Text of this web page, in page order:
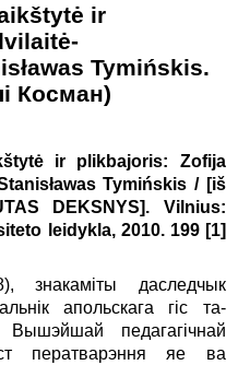
ir
Tymińskis.
Косман)
ir plikbajoris: Zofija
Tymińskis / [iš
DEKSNYS]. Vilnius:
leidykla, 2010. 199 [1]
знакаміты даследчык
апольскага гіс та-
педагагічнай
ператварэння яе ва